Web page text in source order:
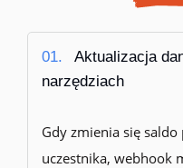
01.
Aktualizacja
narzędziach
Gdy zmienia się
uczestnika, webhook